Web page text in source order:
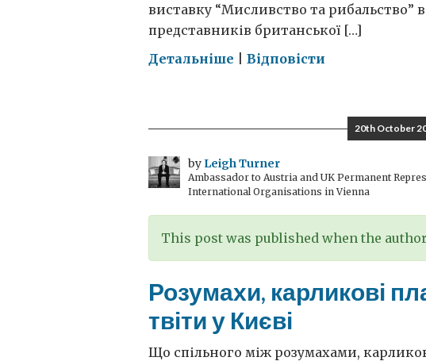
виставку “Мисливство та рибальство”
представників британської […]
Детальніше onВідповісти
20th October
by Leigh Turner
Ambassador to Austria and UK Permanent
International Organisations in Vienna
This post was published when the
Розумахи, карликові
твіти у Києві
Що спільного між розумахами,